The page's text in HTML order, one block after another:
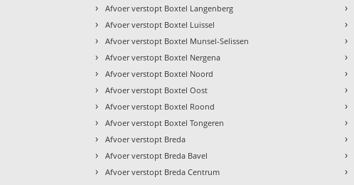
› Afvoer verstopt Boxtel Langenberg
› Afvoer verstopt Boxtel Luissel
› Afvoer verstopt Boxtel Munsel-Selissen
› Afvoer verstopt Boxtel Nergena
› Afvoer verstopt Boxtel Noord
› Afvoer verstopt Boxtel Oost
› Afvoer verstopt Boxtel Roond
› Afvoer verstopt Boxtel Tongeren
› Afvoer verstopt Breda
› Afvoer verstopt Breda Bavel
› Afvoer verstopt Breda Centrum
›
›
›
›
›
›
›
›
›
›
›